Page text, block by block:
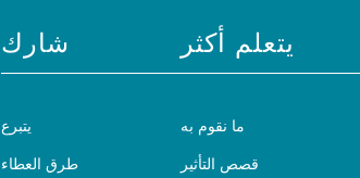
شارك
يتبرع
طرق العطاء
يتعلم أكثر
ما نقوم به
قصص التأثير